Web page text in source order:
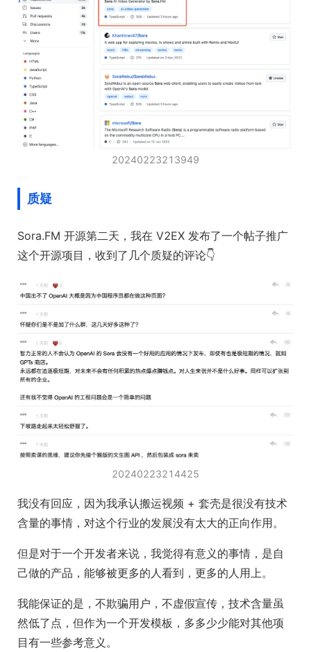
20240223213949
质疑
Sora.FM 开源第二天，我在 V2EX 发布了一个帖子推广
这个开源项目，收到了几个质疑的评论👇
20240223214425
我没有回应，因为我承认搬运视频 + 套壳是很没有技术
含量的事情，对这个行业的发展没有太大的正向作用。
但是对于一个开发者来说，我觉得有意义的事情，是自
己做的产品，能够被更多的人看到，更多的人用上。
我能保证的是，不欺骗用户，不虚假宣传，技术含量虽
然低了点，但作为一个开发模板，多多少少能对其他项
目有一些参考意义。